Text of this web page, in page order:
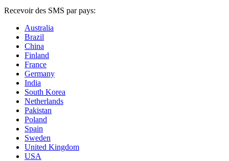
Recevoir des SMS par pays:
Australia
Brazil
China
Finland
France
Germany
India
South Korea
Netherlands
Pakistan
Poland
Spain
Sweden
United Kingdom
USA